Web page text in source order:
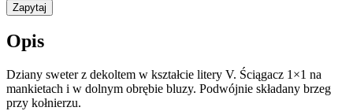
Zapytaj
Opis
Dziany sweter z dekoltem w kształcie litery V. Ściągacz 1×1 na
mankietach i w dolnym obrębie bluzy. Podwójnie składany brzeg
przy kołnierzu.